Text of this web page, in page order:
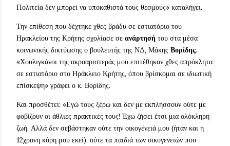
Πολιτεία δεν μπορεί να υποκαθιστά τους θεσμούς» καταλήγει.
Την επίθεση που δέχτηκε χθες βράδυ σε εστιατόριο του
Ηρακλείου της Κρήτης σχολίασε σε ανάρτησή του στα μέσα
κοινωνικής δικτύωσης ο βουλευτής της ΝΔ, Μάκης Βορίδης.
«Χουλιγκάνοι της ακροαριστεράς μου επιτέθηκαν χθες απρόκλητα
σε εστιατόριο στο Ηράκλειο Κρήτης, όπου βρίσκομαι σε ιδιωτική
επίσκεψη» γράφει ο κ. Βορίδης.
Και προσθέτει: «Εγώ τους ξέρω και δεν με εκπλήσσουν ούτε με
φοβίζουν οι άθλιες πρακτικές τους! Έχω ζήσει έτσι μια ολόκληρη
ζωή. Αλλά δεν σεβάστηκαν ούτε την οικογένειά μου (ήταν και η
12χρονη κόρη μου εκεί), ούτε τα παιδιά των οικογενειών που